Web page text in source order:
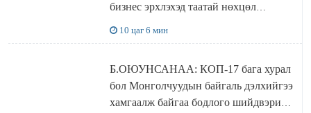
бизнес эрхлэхэд таатай нөхцөл
10 цаг 6 мин
Б.ОЮУНСАНАА: КОП-17 бага хурал
бол Монголчуудын байгаль дэлхийгээ
хамгаалж байгаа бодлого шийдвэрийг